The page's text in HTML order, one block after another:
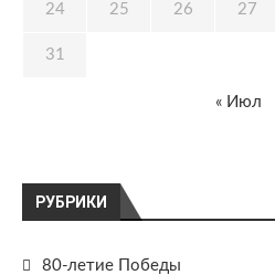
РУБРИКИ
80-летие Победы
24 25 26 27
31
« Июл